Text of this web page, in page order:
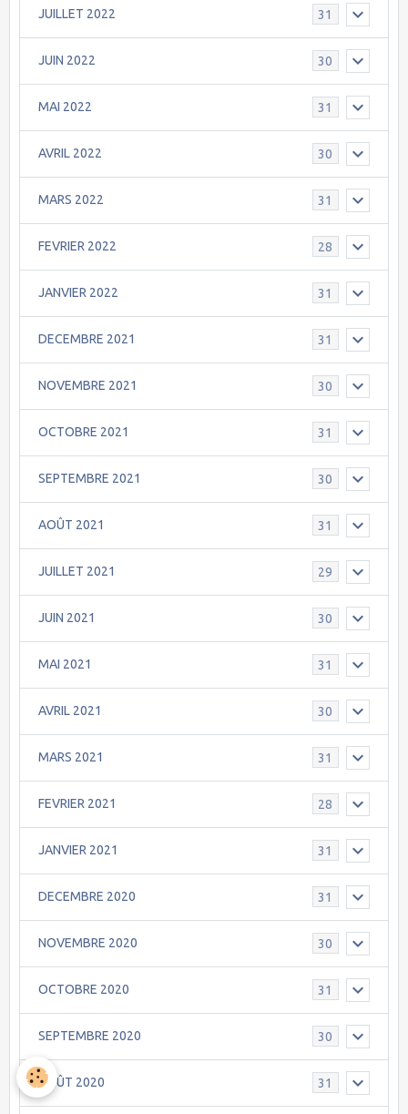
JUILLET 2022 31
JUIN 2022 30
MAI 2022 31
AVRIL 2022 30
MARS 2022 31
FEVRIER 2022 28
JANVIER 2022 31
DECEMBRE 2021 31
NOVEMBRE 2021 30
OCTOBRE 2021 31
SEPTEMBRE 2021 30
AOÛT 2021 31
JUILLET 2021 29
JUIN 2021 30
MAI 2021 31
AVRIL 2021 30
MARS 2021 31
FEVRIER 2021 28
JANVIER 2021 31
DECEMBRE 2020 31
NOVEMBRE 2020 30
OCTOBRE 2020 31
SEPTEMBRE 2020 30
AOÛT 2020 31